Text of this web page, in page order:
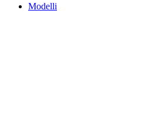
Modelli